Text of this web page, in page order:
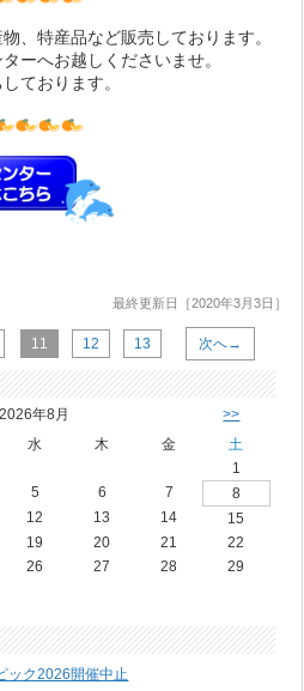
、特産品など販売しております。
ーへお越しくださいませ。
ております。
最終更新日［2020年3月3日］
11 12 13 次へ→
2026年8月 >>
水 木 金
土
1
5 6 7
8
12 13 14
15
19 20 21
22
26 27 28
29
ック2026開催中止